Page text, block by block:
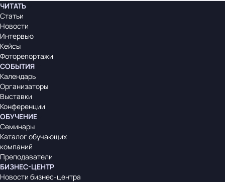
ЧИТАТЬ
Статьи
Новости
Интервью
Кейсы
Фоторепортажи
СОБЫТИЯ
Календарь
Организаторы
Выставки
Конференции
ОБУЧЕНИЕ
Семинары
Каталог обучающих
компаний
Преподаватели
БИЗНЕС-ЦЕНТР
Новости бизнес-центра